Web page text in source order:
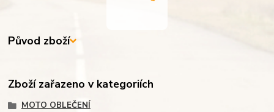
Původ zboží
Zboží zařazeno v kategoriích
MOTO OBLEČENÍ